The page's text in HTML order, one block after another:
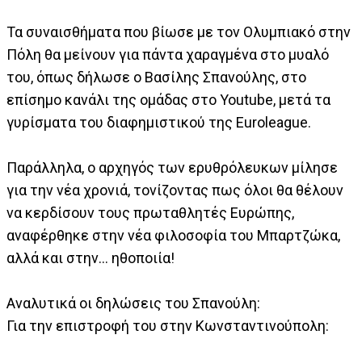
Τα συναισθήματα που βίωσε με τον Ολυμπιακό στην
Πόλη θα μείνουν για πάντα χαραγμένα στο μυαλό
του, όπως δήλωσε ο Βασίλης Σπανούλης, στο
επίσημο κανάλι της ομάδας στο Youtube, μετά τα
γυρίσματα του διαφημιστικού της Euroleague.
Παράλληλα, ο αρχηγός των ερυθρόλευκων μίλησε
για την νέα χρονιά, τονίζοντας πως όλοι θα θέλουν
να κερδίσουν τους πρωταθλητές Ευρώπης,
αναφέρθηκε στην νέα φιλοσοφία του Μπαρτζώκα,
αλλά και στην... ηθοποιία!
Αναλυτικά οι δηλώσεις του Σπανούλη:
Για την επιστροφή του στην Κωνσταντινούπολη: